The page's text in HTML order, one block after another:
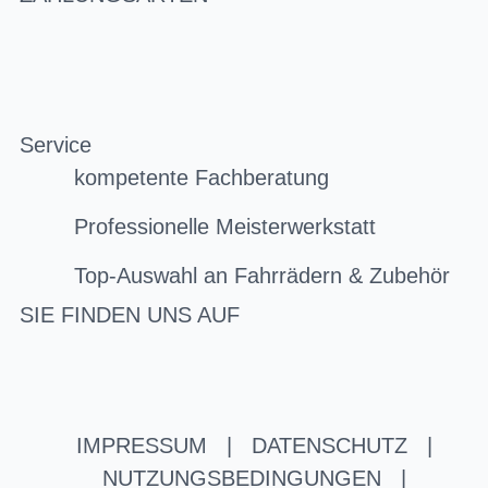
Service
kompetente Fachberatung
Professionelle Meisterwerkstatt
Top-Auswahl an Fahrrädern & Zubehör
SIE FINDEN UNS AUF
IMPRESSUM DATENSCHUTZ
NUTZUNGSBEDINGUNGEN